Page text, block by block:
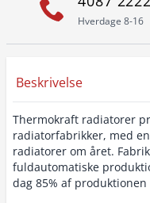
Hverdage 8-16
Beskrivelse
Thermokraft radiatorer
radiatorfabrikker, med
radiatorer om året.
fuldautomatiske
dag 85% af